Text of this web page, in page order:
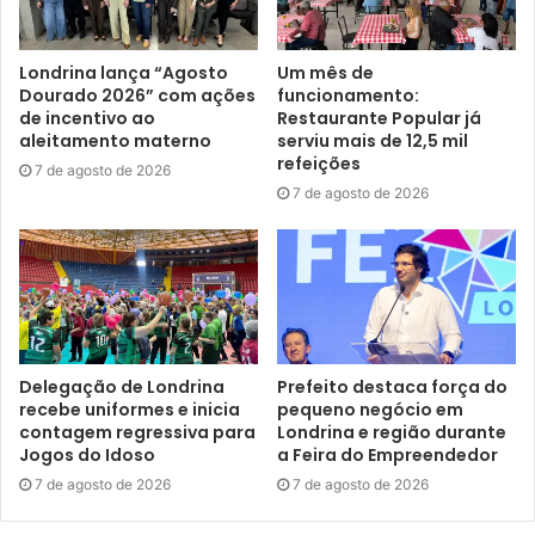
local. Sobre isso, o diretor de Trânsito da Companhia
Municipal de Trânsito e Urbanização (CMTU), major Sérgio
Dalbem, explicou que os agentes municipais de trânsito
devem permanecer no local, fazendo a orientação e a
conscientização dos motoristas até que todos
compreendam as mudanças com a liberação das novas
Foto: Vivian Honorato
Além disso, orientação é que os motoristas que estão na
avenida e pretendem adentrar aos bairros Imagawa, Ouro
Verde, Conjunto Habitacional José Garcia Molina,
Carnascialli e Jardim dos Alpes, por exemplo, fiquem nas
pistas fora da rotatória, junto com a faixa exclusiva para o
transporte coletivo, e deixem a faixa central para aqueles
que seguirão reto, continuando na Av. Winston
Churchill. “Subindo pela Av. Winston Churchill, na direção
Londrina lança “Agosto
Dourado 2026” com ações
de incentivo ao
aleitamento materno
7 de agosto de 2026
Um mês de
funcionamento:
Restaurante Popular já
serviu mais de 12,5 mil
refeições
7 de agosto de 2026
Delegação de Londrina
recebe uniformes e inicia
contagem regressiva para
Jogos do Idoso
7 de agosto de 2026
Prefeito destaca força do
pequeno negócio em
Londrina e região durante
a Feira do Empreendedor
7 de agosto de 2026